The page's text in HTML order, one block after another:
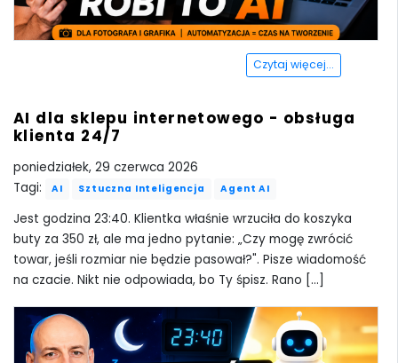
Czytaj więcej...
AI dla sklepu internetowego - obsługa
klienta 24/7
poniedziałek, 29 czerwca 2026
Tagi:
AI Sztuczna Inteligencja Agent AI
Jest godzina 23:40. Klientka właśnie wrzuciła do koszyka
buty za 350 zł, ale ma jedno pytanie: „Czy mogę zwrócić
towar, jeśli rozmiar nie będzie pasował?". Pisze wiadomość
na czacie. Nikt nie odpowiada, bo Ty śpisz. Rano [...]